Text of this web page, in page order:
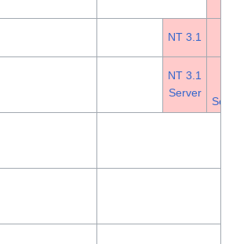
NT 3.1
NT 3.1
Server